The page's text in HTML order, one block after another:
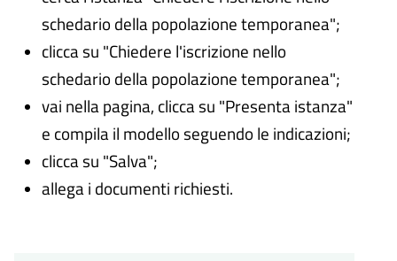
schedario della popolazione temporanea";
clicca su "Chiedere l'iscrizione nello
schedario della popolazione temporanea";
vai nella pagina, clicca su "Presenta istanza"
e compila il modello seguendo le indicazioni;
clicca su "Salva";
allega i documenti richiesti.